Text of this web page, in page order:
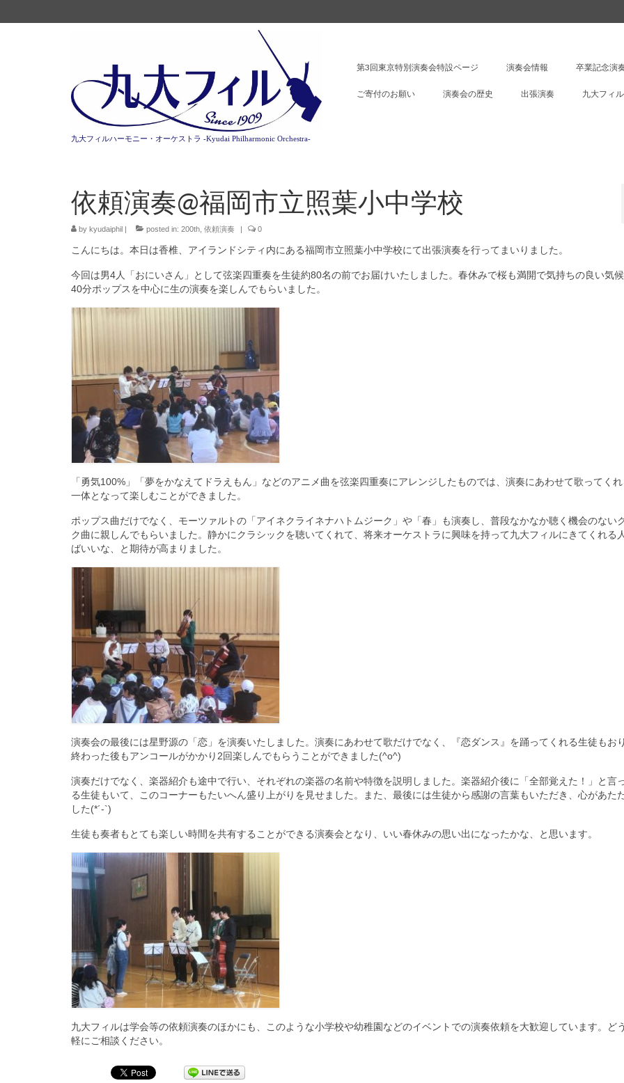
九大フィルハーモニー・オーケストラ -Kyudai Philharmonic Orchestra-
第3回東京特別演奏会特設ページ 演奏会情報 卒業記念演
ご寄付のお願い 演奏会の歴史 出張演奏 九大フィ
依頼演奏@福岡市立照葉小中学校
by kyudaiphil | posted in: 200th 依頼演奏 | 0
こんにちは。本日は香椎、アイランドシティ内にある福岡市立照葉小中学校にて出張演奏を行ってまいりました。
今回は男4人「おにいさん」として弦楽四重奏を生徒約80名の前でお届けいたしました。春休みで桜も満開で気持ちの良い気
40分ポップスを中心に生の演奏を楽しんでもらいました。
「勇気100%」「夢をかなえてドラえもん」などのアニメ曲を弦楽四重奏にアレンジしたものでは、演奏にあわせて歌ってく
一体となって楽しむことができました。
ポップス曲だけでなく、モーツァルトの「アイネクライネナハトムジーク」や「春」も演奏し、普段なかなか聴く機会のない
ク曲に親しんでもらいました。静かにクラシックを聴いてくれて、将来オーケストラに興味を持って九大フィルにきてくれる
ばいいな、と期待が高まりました。
演奏会の最後には星野源の「恋」を演奏いたしました。演奏にあわせて歌だけでなく、『恋ダンス』を踊ってくれる生徒もお
終わった後もアンコールがかかり2回楽しんでもらうことができました(^o^)
演奏だけでなく、楽器紹介も途中で行い、それぞれの楽器の名前や特徴を説明しました。楽器紹介後に「全部覚えた！」と言
る生徒もいて、このコーナーもたいへん盛り上がりを見せました。また、最後には生徒から感謝の言葉もいただき、心があた
した(*´-`)
生徒も奏者もとても楽しい時間を共有することができる演奏会となり、いい春休みの思い出になったかな、と思います。
九大フィルは学会等の依頼演奏のほかにも、このような小学校や幼稚園などのイベントでの演奏依頼を大歓迎しています。ど
軽にご相談ください。